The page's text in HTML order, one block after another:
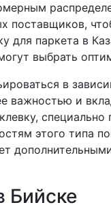
поставщиков,
для паркета в
выбрать
в
важностью и
этого типа
Бийске